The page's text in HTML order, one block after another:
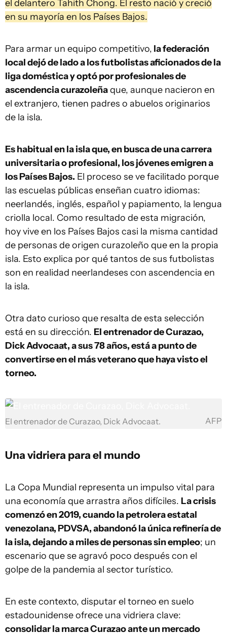
el delantero Tahith Chong. El resto nació y creció
en su mayoría en los Países Bajos.
Para armar un equipo competitivo, la federación
local dejó de lado a los futbolistas aficionados de la
liga doméstica y optó por profesionales de
ascendencia curazoleñaque, aunque nacieron en
el extranjero, tienen padres o abuelos originarios
de la isla.
Es habitual en la isla que, en busca de una carrera
universitaria o profesional, los jóvenes emigren a
los Países Bajos. El proceso se ve facilitado porque
las escuelas públicas enseñan cuatro idiomas:
neerlandés, inglés, español y papiamento, la lengua
criolla local. Como resultado de esta migración,
hoy vive en los Países Bajos casi la misma cantidad
de personas de origen curazoleño que en la propia
isla. Esto explica por qué tantos de sus futbolistas
son en realidad neerlandeses con ascendencia en
la isla.
Otra dato curioso que resalta de esta selección
está en su dirección. El entrenador de Curazao,
Dick Advocaat, a sus 78 años, está a punto de
convertirse en el más veterano que haya visto el
torneo.
El entrenador de Curazao, Dick Advocaat. AFP
Una vidriera para el mundo
La Copa Mundial representa un impulso vital para
una economía que arrastra años difíciles. La crisis
comenzó en 2019, cuando la petrolera estatal
venezolana, PDVSA, abandonó la única refinería de
la isla, dejando a miles de personas sin empleo; un
escenario que se agravó poco después con el
golpe de la pandemia al sector turístico.
En este contexto, disputar el torneo en suelo
estadounidense ofrece una vidriera clave:
consolidar la marca Curazao ante un mercado